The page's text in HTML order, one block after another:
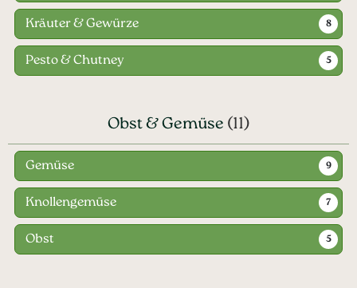
Kräuter & Gewürze 8
Pesto & Chutney 5
Obst & Gemüse (11)
Gemüse 9
Knollengemüse 7
Obst 5